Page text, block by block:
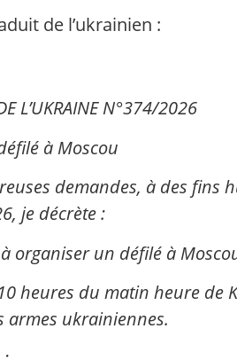
de l’ukrainien :
L’UKRAINE N°374/2026
à Moscou
demandes, à des
je décrète :
organiser un défilé à
heures du matin heure de
armes ukrainiennes.